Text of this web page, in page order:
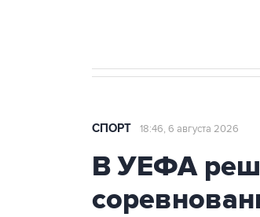
СПОРТ 18:46, 6 августа 2026
В УЕФА